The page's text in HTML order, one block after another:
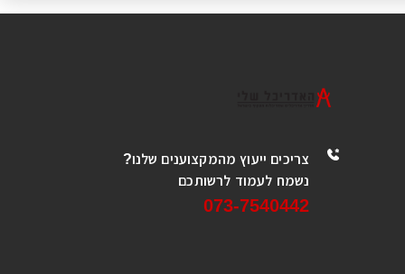
צריכים ייעוץ מהמקצוענים שלנו?
נשמח לעמוד לרשותכם
073-7540442